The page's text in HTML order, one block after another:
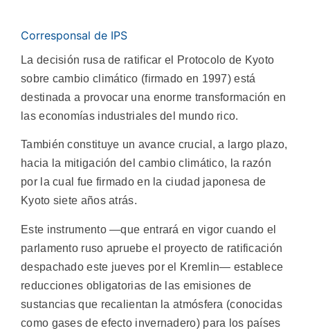
Corresponsal de IPS
La decisión rusa de ratificar el Protocolo de Kyoto
sobre cambio climático (firmado en 1997) está
destinada a provocar una enorme transformación en
las economías industriales del mundo rico.
También constituye un avance crucial, a largo plazo,
hacia la mitigación del cambio climático, la razón
por la cual fue firmado en la ciudad japonesa de
Kyoto siete años atrás.
Este instrumento —que entrará en vigor cuando el
parlamento ruso apruebe el proyecto de ratificación
despachado este jueves por el Kremlin— establece
reducciones obligatorias de las emisiones de
sustancias que recalientan la atmósfera (conocidas
como gases de efecto invernadero) para los países